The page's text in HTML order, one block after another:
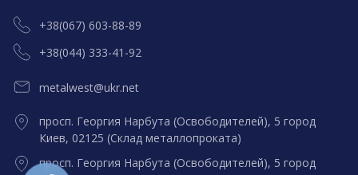
+38(067) 603-88-89
+38(044) 333-41-92
metalwest@ukr.net
просп. Георгия Нарбута (Освободителей), 5 город
Киев, 02125 (Склад металлопроката)
просп. Георгия Нарбута (Освободителей), 5 город